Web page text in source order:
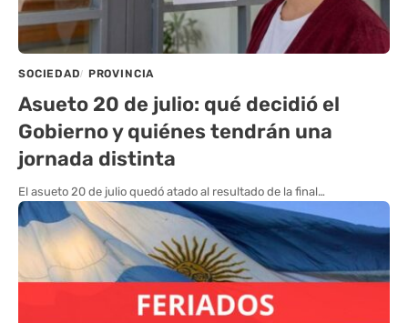
SOCIEDAD PROVINCIA
Asueto 20 de julio: qué decidió el
Gobierno y quiénes tendrán una
jornada distinta
El asueto 20 de julio quedó atado al resultado de la final…